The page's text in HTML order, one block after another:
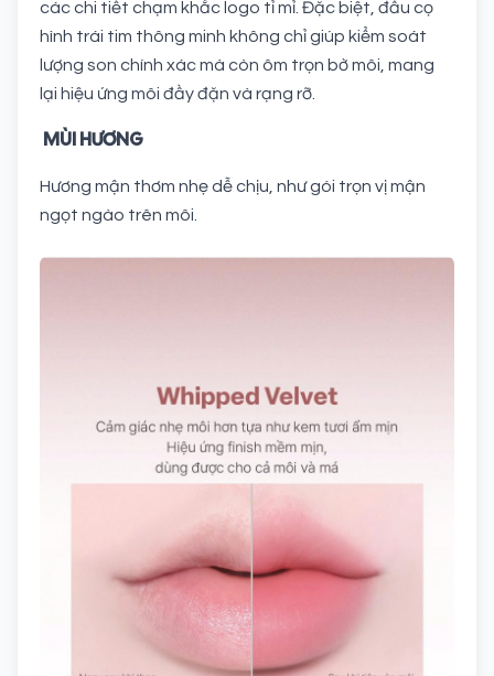
các chi tiết chạm khắc logo tỉ mỉ. Đặc biệt, đầu cọ
hình trái tim thông minh không chỉ giúp kiểm soát
lượng son chính xác mà còn ôm trọn bờ môi, mang
lại hiệu ứng môi đầy đặn và rạng rỡ.
MÙI HƯƠNG
Hương mận thơm nhẹ dễ chịu, như gói trọn vị mận
ngọt ngào trên môi.